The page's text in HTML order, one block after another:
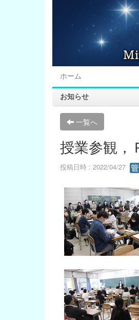
ホーム
お知らせ
一覧へ
授業参観，
投稿日時 : 2022/04/27